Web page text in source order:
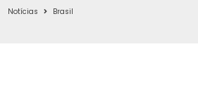
Notícias Brasil